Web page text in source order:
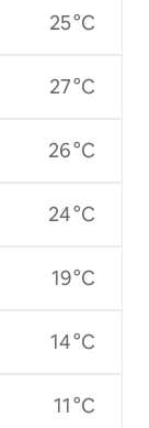
25 °C
27 °C
26 °C
24 °C
19 °C
14 °C
11 °C